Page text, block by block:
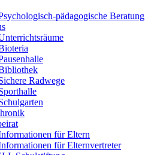
pädagogische Beratung
Radwege
für Eltern
für Elternvertreter